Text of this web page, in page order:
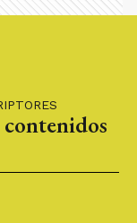
contenidos